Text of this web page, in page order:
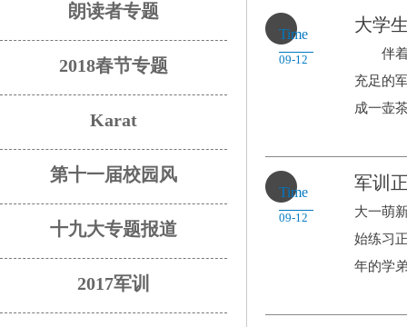
朗读者专题
2018春节专题
Karat
第十一届校园风
十九大专题报道
2017军训
Time
09-12
大学
伴着清
充足的
成一壶
Time
09-12
军训
大一萌
始练习
年的学